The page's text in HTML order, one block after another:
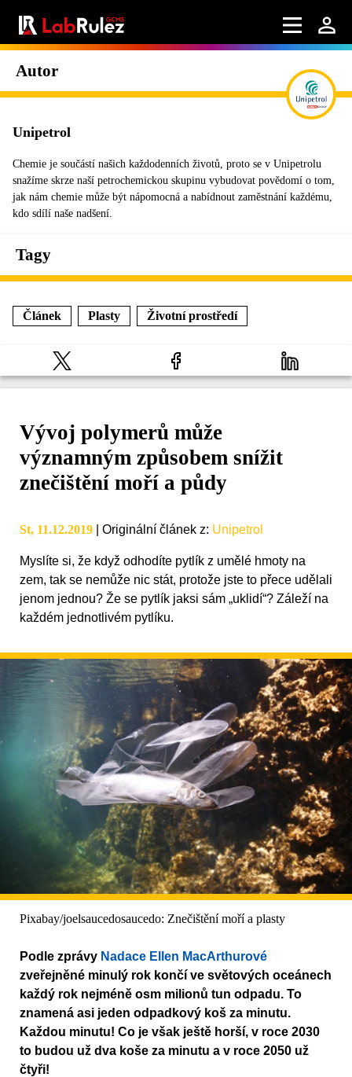
Autor
Unipetrol
Chemie je součástí našich každodenních životů, proto se v Unipetrolu
snažíme skrze naší petrochemickou skupinu vybudovat povědomí o tom,
jak nám chemie může být nápomocná a nabídnout zaměstnání každému,
kdo sdílí naše nadšení.
Tagy
Článek Plasty Životní prostředí
Vývoj polymerů může
významným způsobem snížit
znečištění moří a půdy
St, 11.12.2019 Originální článek z: Unipetrol
Myslíte si, že když odhodíte pytlík z umělé hmoty na
zem, tak se nemůže nic stát, protože jste to přece udělali
jenom jednou? Že se pytlík jaksi sám „uklidí“? Záleží na
každém jednotlivém pytlíku.
Pixabay/joelsaucedosaucedo: Znečištění moří a plasty
Podle zprávy Nadace Ellen MacArthurové
zveřejněné minulý rok končí ve světových oceánech
každý rok nejméně osm milionů tun odpadu. To
znamená asi jeden odpadkový koš za minutu.
Každou minutu! Co je však ještě horší, v roce 2030
to budou už dva koše za minutu a v roce 2050 už
čtyři!